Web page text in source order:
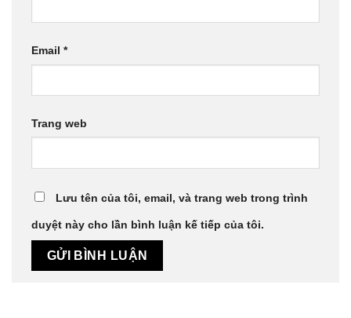
Email *
Trang web
Lưu tên của tôi, email, và trang web trong trình
duyệt này cho lần bình luận kế tiếp của tôi.